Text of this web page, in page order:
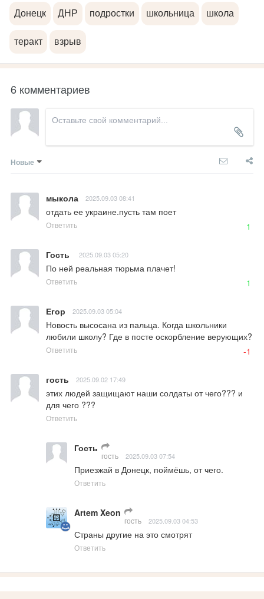
Донецк ДНР подростки школьница школа
теракт взрыв
6 комментариев
Новые
мыкола 2025.09.03 08:41
отдать ее украине.пусть там поет
Ответить 1
Гость 2025.09.03 05:20
По ней реальная тюрьма плачет!
Ответить 1
Егор 2025.09.03 05:04
Новость высосана из пальца. Когда школьники
любили школу? Где в посте оскорбление верующих?
Ответить -1
гость 2025.09.02 17:49
этих людей защищают наши солдаты от чего??? и
для чего ???
Ответить
Гость
гость 2025.09.03 07:54
Приезжай в Донецк, поймёшь, от чего.
Ответить
Artem Xeon
гость 2025.09.03 04:53
Страны другие на это смотрят
Ответить